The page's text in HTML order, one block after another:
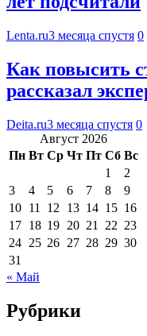
Lenta.ru3 месяца спустя 0
Как повысить
рассказал
Deita.ru3 месяца спустя 0
Август 2026
Пн Вт Ср Чт Пт Сб Вс
1
2
3
4 5 6 7 8
9
10 11 12 13 14 15 16
17 18 19 20 21 22 23
24 25 26 27 28 29 30
31
« Май
Рубрики